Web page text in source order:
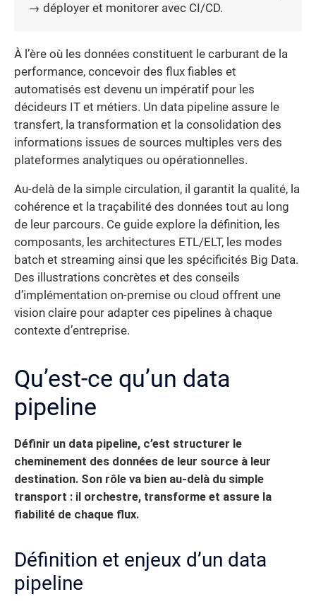
→ déployer et monitorer avec CI/CD.
À l’ère où les données constituent le carburant de la
performance, concevoir des flux fiables et
automatisés est devenu un impératif pour les
décideurs IT et métiers. Un data pipeline assure le
transfert, la transformation et la consolidation des
informations issues de sources multiples vers des
plateformes analytiques ou opérationnelles.
Au-delà de la simple circulation, il garantit la qualité, la
cohérence et la traçabilité des données tout au long
de leur parcours. Ce guide explore la définition, les
composants, les architectures ETL/ELT, les modes
batch et streaming ainsi que les spécificités Big Data.
Des illustrations concrètes et des conseils
d’implémentation on-premise ou cloud offrent une
vision claire pour adapter ces pipelines à chaque
contexte d’entreprise.
Qu’est-ce qu’un data
pipeline
Définir un data pipeline, c’est structurer le
cheminement des données de leur source à leur
destination. Son rôle va bien au-delà du simple
transport : il orchestre, transforme et assure la
fiabilité de chaque flux.
Définition et enjeux d’un data
pipeline